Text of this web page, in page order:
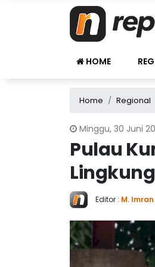
HOME
Home Regional
Minggu, 30 Juni
Pulau
Editor : M.